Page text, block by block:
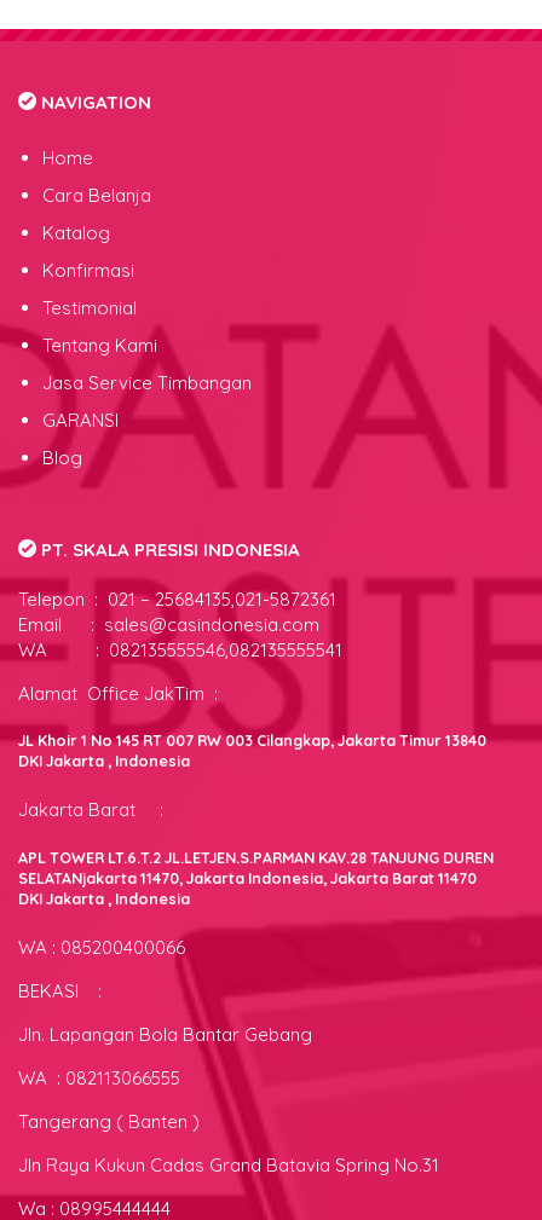
NAVIGATION
Home
Cara Belanja
Katalog
Konfirmasi
Testimonial
Tentang Kami
Jasa Service Timbangan
GARANSI
Blog
PT. SKALA PRESISI INDONESIA
Telepon : 021 – 25684135,021-5872361
Email : sales@casindonesia.com
WA : 082135555546,082135555541
Alamat Office JakTim :
JL Khoir 1 No 145 RT 007 RW 003 Cilangkap, Jakarta Timur 13840
DKI Jakarta , Indonesia
Jakarta Barat :
APL TOWER LT.6.T.2 JL.LETJEN.S.PARMAN KAV.28 TANJUNG DUREN
SELATANjakarta 11470, Jakarta Indonesia, Jakarta Barat 11470
DKI Jakarta , Indonesia
WA : 085200400066
BEKASI :
Jln. Lapangan Bola Bantar Gebang
WA : 082113066555
Tangerang ( Banten )
Jln Raya Kukun Cadas Grand Batavia Spring No.31
Wa : 08995444444